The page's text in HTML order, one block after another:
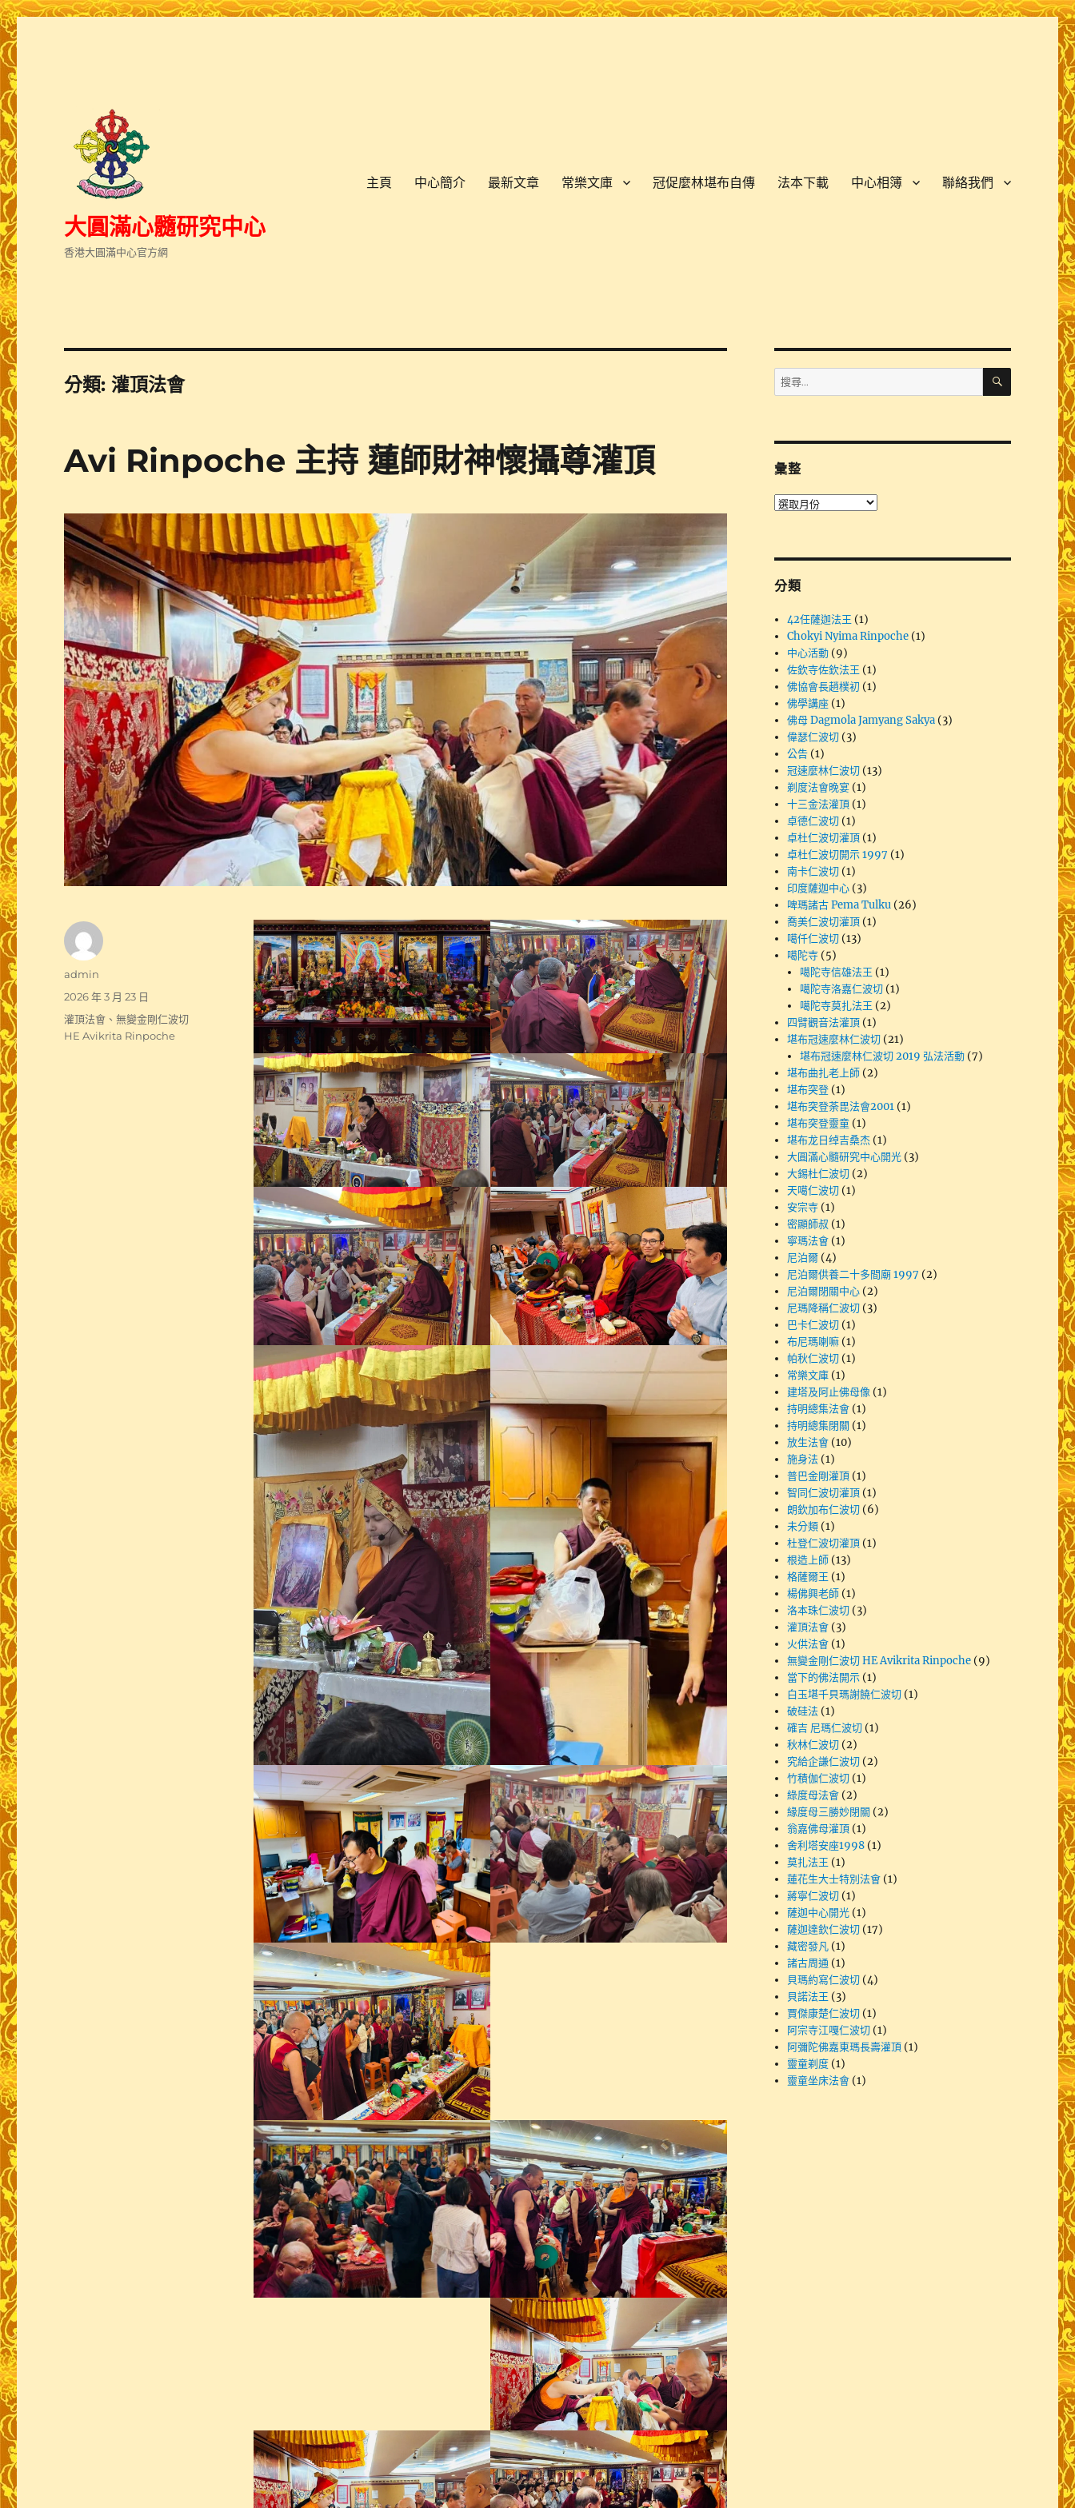
大圓滿心髓研究中心
香港大圓滿中心官方網
主頁 中心簡介 最新文章 常樂文庫 冠促麼林堪布自傳 法本下載 中心相簿 聯絡我們
分類:灌頂法會
Avi Rinpoche 主持 蓮師財神懷攝尊灌頂
作
admin
發
佈
2026 年 3 月 23 日
分
類
灌頂法會 、無變金剛仁波切
HE Avikrita Rinpoche
搜
尋
字:
搜
彙整
彙
分類
42任薩迦法王 (1)
Chokyi Nyima Rinpoche (1)
中心活動 (9)
佐欽寺佐欽法王 (1)
佛協會長趙樸初 (1)
佛學講座 (1)
佛母 Dagmola Jamyang Sakya (3)
偉瑟仁波切 (3)
公告 (1)
冠速麼林仁波切 (13)
剃度法會晚宴 (1)
十三金法灌頂 (1)
卓德仁波切 (1)
卓杜仁波切灌頂 (1)
卓杜仁波切開示 1997 (1)
南卡仁波切 (1)
印度薩迦中心 (3)
啤瑪諸古 Pema Tulku (26)
喬美仁波切灌頂 (1)
噶仟仁波切 (13)
噶陀寺 (5)
噶陀寺信雄法王 (1)
噶陀寺洛嘉仁波切 (1)
噶陀寺莫扎法王 (2)
四臂觀音法灌頂 (1)
堪布冠速麼林仁波切 (21)
堪布冠速麼林仁波切 2019 弘法活動 (7)
堪布曲扎老上師 (2)
堪布突登 (1)
堪布突登荼毘法會2001 (1)
堪布突登靈童 (1)
堪布龙日绰吉桑杰 (1)
大圓滿心髓研究中心開光 (3)
大錫杜仁波切 (2)
天噶仁波切 (1)
安宗寺 (1)
密顯師叔 (1)
寧瑪法會 (1)
尼泊爾 (4)
尼泊爾供養二十多間廟 1997 (2)
尼泊爾閉關中心 (2)
尼瑪降稱仁波切 (3)
巴卡仁波切 (1)
布尼瑪喇嘛 (1)
帕秋仁波切 (1)
常樂文庫 (1)
建塔及阿止佛母像 (1)
持明總集法會 (1)
持明總集閉關 (1)
放生法會 (10)
施身法 (1)
普巴金剛灌頂 (1)
智同仁波切灌頂 (1)
朗欽加布仁波切 (6)
未分類 (1)
杜登仁波切灌頂 (1)
根造上師 (13)
格薩爾王 (1)
楊佛興老師 (1)
洛本珠仁波切 (3)
灌頂法會 (3)
火供法會 (1)
無變金剛仁波切 HE Avikrita Rinpoche (9)
當下的佛法開示 (1)
白玉堪千貝瑪謝饒仁波切 (1)
破硅法 (1)
確吉 尼瑪仁波切 (1)
秋林仁波切 (2)
究給企謙仁波切 (2)
竹積伽仁波切 (1)
綠度母法會 (2)
緣度母三勝妙閉關 (2)
翁嘉佛母灌頂 (1)
舍利塔安座1998 (1)
莫扎法王 (1)
蓮花生大士特別法會 (1)
蔣寧仁波切 (1)
薩迦中心開光 (1)
薩迦達欽仁波切 (17)
藏密發凡 (1)
諸古周通 (1)
貝瑪約寫仁波切 (4)
貝諾法王 (3)
賈傑康楚仁波切 (1)
阿宗寺江嘎仁波切 (1)
阿彌陀佛嘉東瑪長壽灌頂 (1)
靈童剃度 (1)
靈童坐床法會 (1)